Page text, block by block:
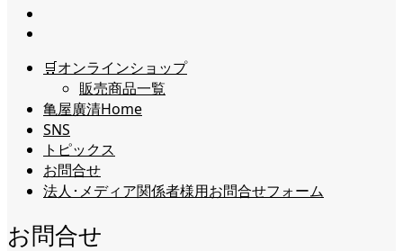
🛒オンラインショップ
販売商品一覧
亀屋廣清Home
SNS
トピックス
お問合せ
法人･メディア関係者様用お問合せフォーム
お問合せ